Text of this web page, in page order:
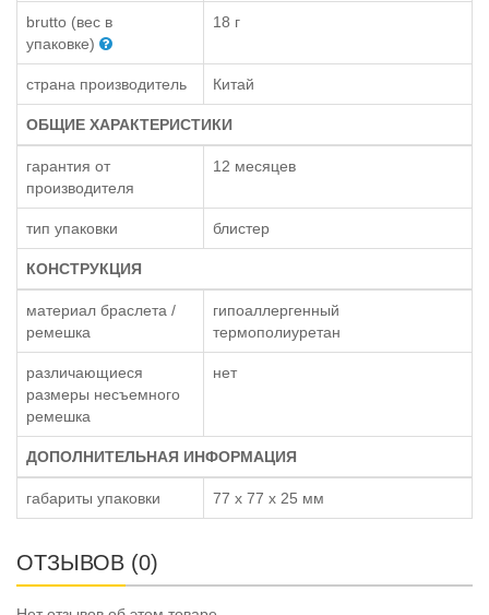
brutto (вес в
упаковке)
18 г
страна производитель Китай
ОБЩИЕ ХАРАКТЕРИСТИКИ
гарантия от
производителя
12 месяцев
тип упаковки блистер
КОНСТРУКЦИЯ
материал браслета /
ремешка
гипоаллергенный
термополиуретан
различающиеся
размеры несъемного
ремешка
нет
ДОПОЛНИТЕЛЬНАЯ ИНФОРМАЦИЯ
габариты упаковки 77 x 77 x 25 мм
ОТЗЫВОВ (0)